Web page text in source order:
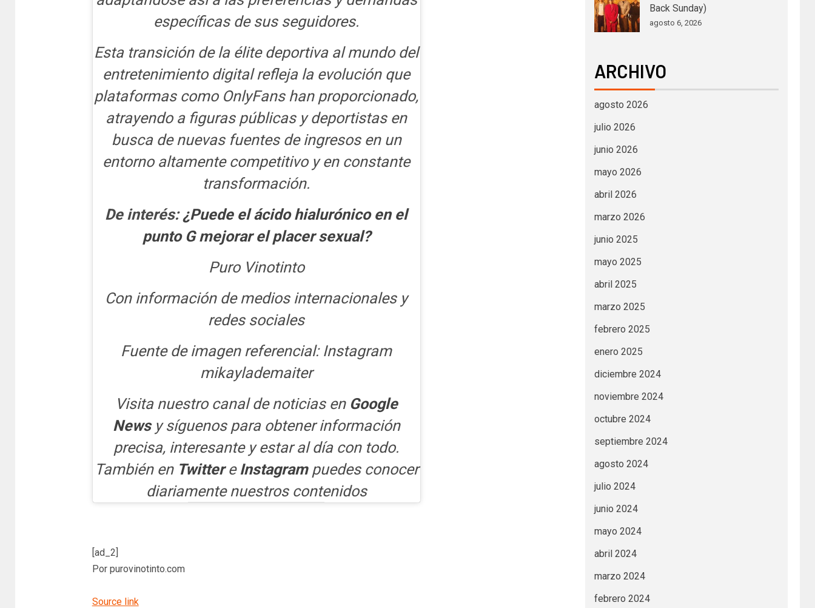
específicas de sus seguidores.
Esta transición de la élite deportiva al mundo del
entretenimiento digital refleja la evolución que
plataformas como OnlyFans han proporcionado,
atrayendo a figuras públicas y deportistas en
busca de nuevas fuentes de ingresos en un
entorno altamente competitivo y en constante
transformación.
De interés:¿Puede el ácido hialurónico en el
punto G mejorar el placer sexual?
Puro Vinotinto
Con información de medios internacionales y
redes sociales
Fuente de imagen referencial: Instagram
mikaylademaiter
Visita nuestro canal de noticias en Google
Newsy síguenos para obtener información
precisa, interesante y estar al día con todo.
También en Twittere Instagrampuedes conocer
diariamente nuestros contenidos
[ad_2]
Por purovinotinto.com
Source link
Back Sunday)
agosto 6, 2026
ARCHIVO
agosto 2026
julio 2026
junio 2026
mayo 2026
abril 2026
marzo 2026
junio 2025
mayo 2025
abril 2025
marzo 2025
febrero 2025
enero 2025
diciembre 2024
noviembre 2024
octubre 2024
septiembre 2024
agosto 2024
julio 2024
junio 2024
mayo 2024
abril 2024
marzo 2024
febrero 2024